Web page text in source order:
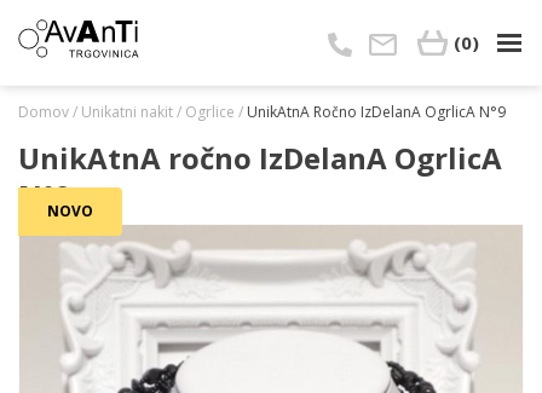
(0)
Domov/ Unikatni nakit/ Ogrlice / UnikAtnA Ročno IzDelanA OgrlicA N°9
UnikAtnA ročno IzDelanA OgrlicA
N°9NOVO